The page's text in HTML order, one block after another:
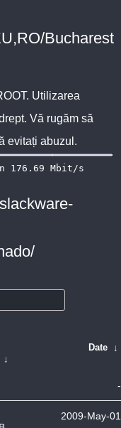
Bucharest
. Utilizarea
Vă rugăm să
evitați abuzul.
↓
Date ↓
-
2009-May-01